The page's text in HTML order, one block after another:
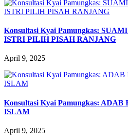
Konsultasi Kyai Pamungkas:
ISTRI PILIH PISAH RANJANG
April 9, 2025
Konsultasi Kyai Pamungkas:
ISLAM
April 9, 2025